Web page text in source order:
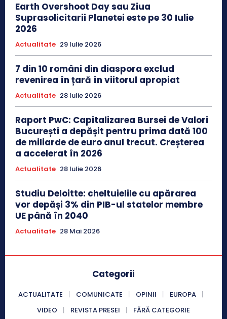
Earth Overshoot Day sau Ziua
Suprasolicitarii Planetei este pe 30 Iulie
2026
Actualitate 29 Iulie 2026
7 din 10 români din diaspora exclud
revenirea în țară în viitorul apropiat
Actualitate 28 Iulie 2026
Raport PwC: Capitalizarea Bursei de Valori
București a depășit pentru prima dată 100
de miliarde de euro anul trecut. Creșterea
a accelerat în 2026
Actualitate 28 Iulie 2026
Studiu Deloitte: cheltuielile cu apărarea
vor depăși 3% din PIB-ul statelor membre
UE până în 2040
Actualitate 28 Mai 2026
Categorii
ACTUALITATE COMUNICATE OPINII
EUROPA
VIDEO
REVISTA PRESEI FĂRĂ CATEGORIE